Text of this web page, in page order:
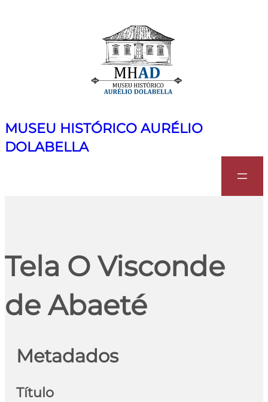
MUSEU HISTÓRICO AURÉLIO
DOLABELLA
Tela O Visconde
de Abaeté
Metadados
Título